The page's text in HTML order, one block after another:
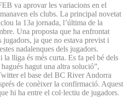
va aprovar les variacions en el
els clubs. La principal novetat
la 13a jornada, l’última de la
Una proposta que ha enfrontat
ja que no estava previst i
nadalenques dels jugadors.
lliga és més curta. Es fa pel bé dels
hagut una altra solució”,
el base del BC River Andorra
de conèixer la confirmació. Aquest
hi ha entre el col·lectiu de jugadors.